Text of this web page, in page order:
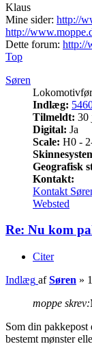
Klaus
Mine sider: http://
http://
Dette forum: http://
Top
Søren
Indlæg:
Tilmeldt: 30
Digital: Ja
Scale: H0 -
Geografisk
Kontakt:
Kontakt
Websted
Re: Nu kom
Citer
Indlæg afSøren »
moppe skrev:
Som din
bestemt mønster